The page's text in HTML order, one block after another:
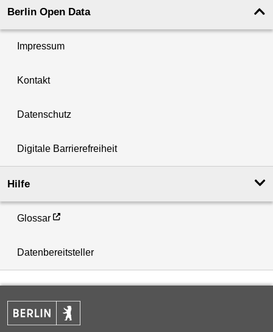
Berlin Open Data
Impressum
Kontakt
Datenschutz
Digitale Barrierefreiheit
Hilfe
Glossar
Datenbereitsteller